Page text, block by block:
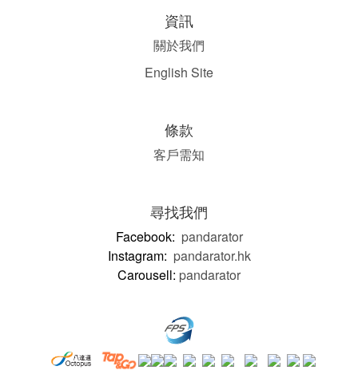
資訊
關於我們
English Site
條款
客戶需知
尋找我們
Facebook: pandarator
Instagram: pandarator.hk
Carousell: pandarator